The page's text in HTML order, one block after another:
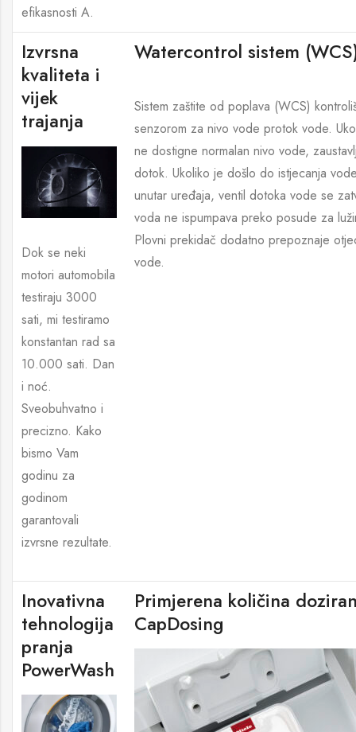
efikasnosti A.
Izvrsna
kvaliteta i
vijek
trajanja
Dok se neki
motori automobila
testiraju 3000
sati, mi testiramo
konstantan rad sa
10.000 sati. Dan
i noć.
Sveobuhvatno i
precizno. Kako
bismo Vam
godinu za
godinom
garantovali
izvrsne rezultate.
Watercontrol sistem
Sistem zaštite od poplava (WCS)
senzorom za nivo vode protok vode.
ne dostigne normalan nivo vode,
dotok. Ukoliko je došlo do istjecanja
unutar uređaja, ventil dotoka vode se
voda ne ispumpava preko posude za
Plovni prekidač dodatno prepoznaje
vode.
Inovativna
tehnologija
pranja
PowerWash
Primjerena količina
CapDosing